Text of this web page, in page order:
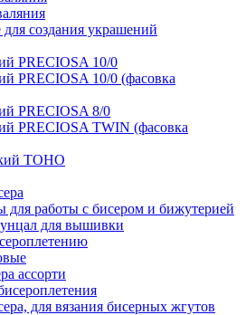
создания украшений
PRECIOSA 10/0
PRECIOSA 10/0 (фасовка
PRECIOSA 8/0
PRECIOSA TWIN (фасовка
TOHO
для работы с бисером и бижутерией
для вышивки
ассорти
для вязания бисерных жгутов